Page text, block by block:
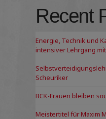
e.V.
Recent
Energie, Technik und
intensiver Lehrgang
Scheuriker
BCK-Frauen bleiben
Meistertitel für Maxim